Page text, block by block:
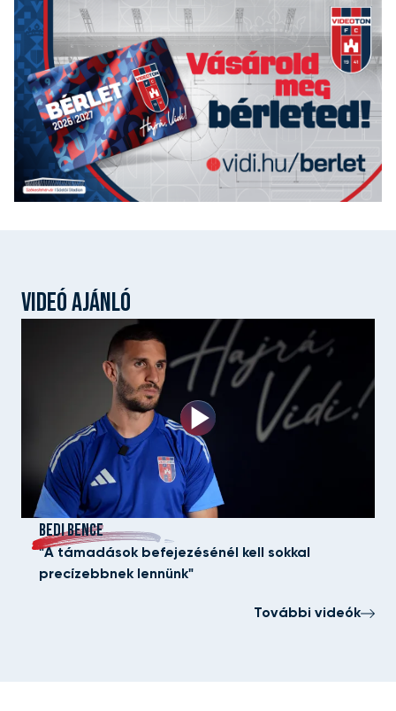
VIDEÓ AJÁNLÓ
BEDI BENCE
"A támadások befejezésénél kell sokkal
precízebbnek lennünk"
További videók